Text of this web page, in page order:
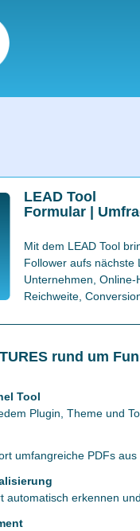
LEAD Tool
Formular |
Mit dem LEAD Tool
Follower aufs nächste
Unternehmen,
Reichweite,
rund um
Tool
Plugin, Theme und
umfangreiche PDFs
automatisch erkennen